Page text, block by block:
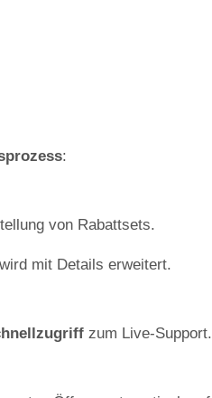
:
von Rabattsets.
mit Details erweitert.
zum Live-Support.